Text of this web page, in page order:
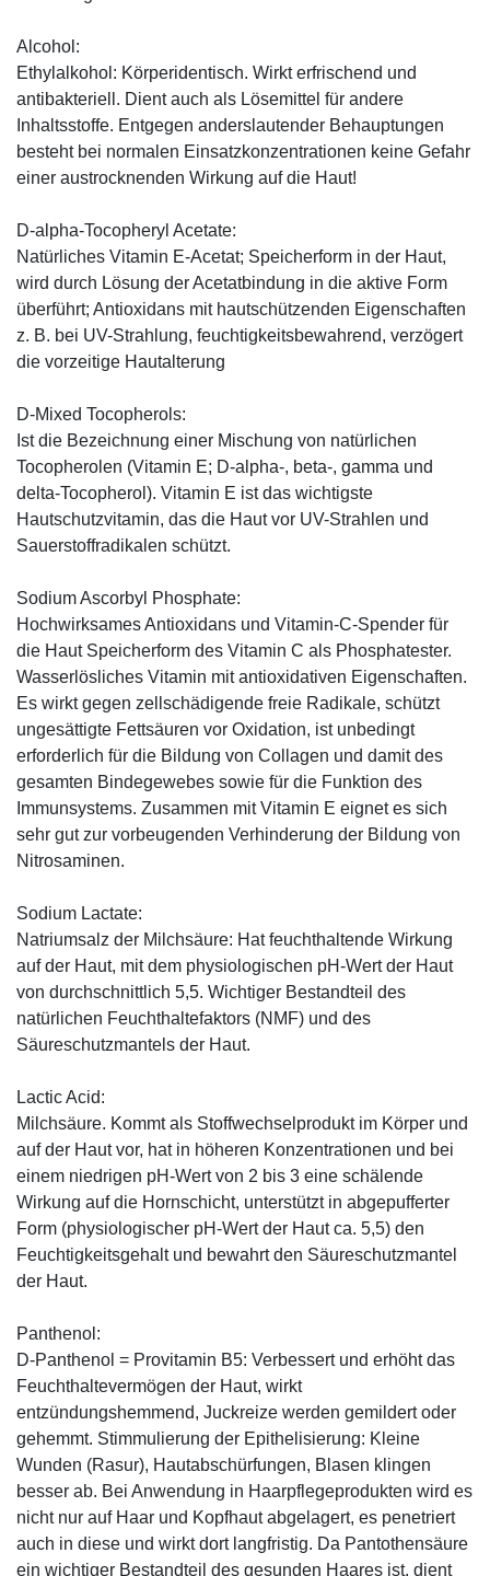
Alcohol:
Ethylalkohol: Körperidentisch. Wirkt erfrischend und
antibakteriell. Dient auch als Lösemittel für andere
Inhaltsstoffe. Entgegen anderslautender Behauptungen
besteht bei normalen Einsatzkonzentrationen keine Gefahr
einer austrocknenden Wirkung auf die Haut!
D-alpha-Tocopheryl Acetate:
Natürliches Vitamin E-Acetat; Speicherform in der Haut,
wird durch Lösung der Acetatbindung in die aktive Form
überführt; Antioxidans mit hautschützenden Eigenschaften
z. B. bei UV-Strahlung, feuchtigkeitsbewahrend, verzögert
die vorzeitige Hautalterung
D-Mixed Tocopherols:
Ist die Bezeichnung einer Mischung von natürlichen
Tocopherolen (Vitamin E; D-alpha-, beta-, gamma und
delta-Tocopherol). Vitamin E ist das wichtigste
Hautschutzvitamin, das die Haut vor UV-Strahlen und
Sauerstoffradikalen schützt.
Sodium Ascorbyl Phosphate:
Hochwirksames Antioxidans und Vitamin-C-Spender für
die Haut Speicherform des Vitamin C als Phosphatester.
Wasserlösliches Vitamin mit antioxidativen Eigenschaften.
Es wirkt gegen zellschädigende freie Radikale, schützt
ungesättigte Fettsäuren vor Oxidation, ist unbedingt
erforderlich für die Bildung von Collagen und damit des
gesamten Bindegewebes sowie für die Funktion des
Immunsystems. Zusammen mit Vitamin E eignet es sich
sehr gut zur vorbeugenden Verhinderung der Bildung von
Nitrosaminen.
Sodium Lactate:
Natriumsalz der Milchsäure: Hat feuchthaltende Wirkung
auf der Haut, mit dem physiologischen pH-Wert der Haut
von durchschnittlich 5,5. Wichtiger Bestandteil des
natürlichen Feuchthaltefaktors (NMF) und des
Säureschutzmantels der Haut.
Lactic Acid:
Milchsäure. Kommt als Stoffwechselprodukt im Körper und
auf der Haut vor, hat in höheren Konzentrationen und bei
einem niedrigen pH-Wert von 2 bis 3 eine schälende
Wirkung auf die Hornschicht, unterstützt in abgepufferter
Form (physiologischer pH-Wert der Haut ca. 5,5) den
Feuchtigkeitsgehalt und bewahrt den Säureschutzmantel
der Haut.
Panthenol:
D-Panthenol = Provitamin B5: Verbessert und erhöht das
Feuchthaltevermögen der Haut, wirkt
entzündungshemmend, Juckreize werden gemildert oder
gehemmt. Stimmulierung der Epithelisierung: Kleine
Wunden (Rasur), Hautabschürfungen, Blasen klingen
besser ab. Bei Anwendung in Haarpflegeprodukten wird es
nicht nur auf Haar und Kopfhaut abgelagert, es penetriert
auch in diese und wirkt dort langfristig. Da Pantothensäure
ein wichtiger Bestandteil des gesunden Haares ist, dient